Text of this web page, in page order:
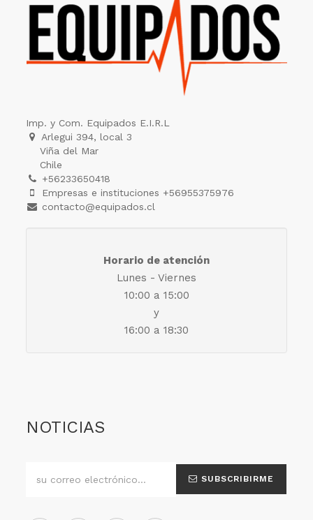
Imp. y Com. Equipados E.I.R.L
Arlegui 394, local 3
Viña del Mar
Chile
+56233650418
Empresas e instituciones +56955375976
contacto@equipados.cl
Horario de atención
Lunes - Viernes
10:00 a 15:00
y
16:00 a 18:30
NOTICIAS
SUBSCRIBIRME